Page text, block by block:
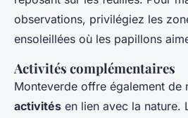
observations, privilégiez les
ensoleillées où les papillons
Activités complémentaires
Monteverde offre également de
activités en lien avec la nature.